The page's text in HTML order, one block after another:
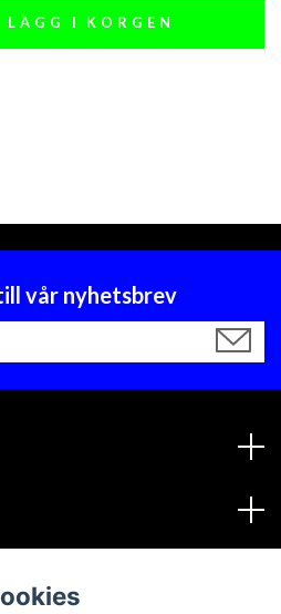
LÄGG I KORGEN
vår nyhetsbrev